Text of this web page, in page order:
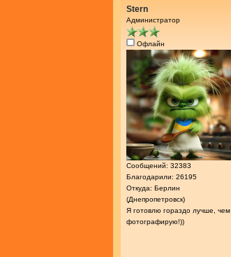
Stern
Администратор
Офлайн
Сообщений: 32383
Благодарили: 26195
Откуда: Берлин
(Днепропетровск)
Я готовлю гораздо лучше, чем
фотографирую!))